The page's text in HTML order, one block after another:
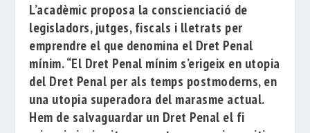
L’acadèmic proposa la conscienciació de
legisladors, jutges, fiscals i lletrats per
emprendre el que denomina el Dret Penal
mínim.“El Dret Penal mínim s’erigeix ​​en utopia
del Dret Penal per als temps postmoderns, en
una utopia superadora del marasme actual.
Hem de salvaguardar un Dret Penal el fi